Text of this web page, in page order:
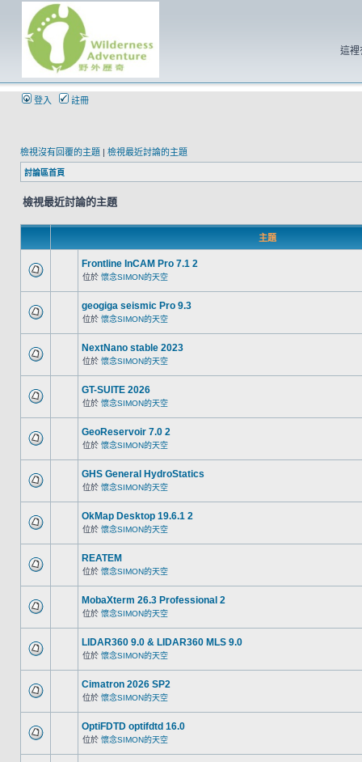
這裡
登入 註冊
檢視沒有回覆的主題 | 檢視最近討論的主題
討論區首頁
檢視最近討論的主題
主題
Frontline InCAM Pro 7.1 2
位於 懷念SIMON的天空
geogiga seismic Pro 9.3
位於 懷念SIMON的天空
NextNano stable 2023
位於 懷念SIMON的天空
GT-SUITE 2026
位於 懷念SIMON的天空
GeoReservoir 7.0 2
位於 懷念SIMON的天空
GHS General HydroStatics
位於 懷念SIMON的天空
OkMap Desktop 19.6.1 2
位於 懷念SIMON的天空
REATEM
位於 懷念SIMON的天空
MobaXterm 26.3 Professional 2
位於 懷念SIMON的天空
LIDAR360 9.0 & LIDAR360 MLS 9.0
位於 懷念SIMON的天空
Cimatron 2026 SP2
位於 懷念SIMON的天空
OptiFDTD optifdtd 16.0
位於 懷念SIMON的天空